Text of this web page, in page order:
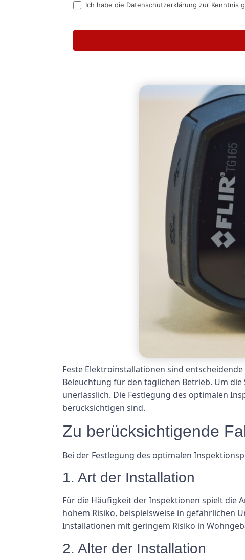
Ich habe die Datenschutzerklärung zur Kenntnis
Feste Elektroinstallationen sind
Beleuchtung für den täglichen Betrieb. Um
unerlässlich. Die Festlegung des optimalen
berücksichtigen sind.
Zu berücksichtigende
Bei der Festlegung des optimalen
1. Art der Installation
Für die Häufigkeit der Inspektionen spielt die
hohem Risiko, beispielsweise in gefährlichen
Installationen mit geringem Risiko in
2. Alter der Installation